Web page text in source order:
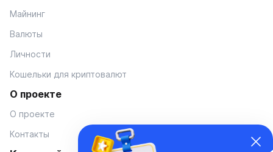
Майнинг
Валюты
Личности
Кошельки для криптовалют
О проекте
О проекте
Контакты